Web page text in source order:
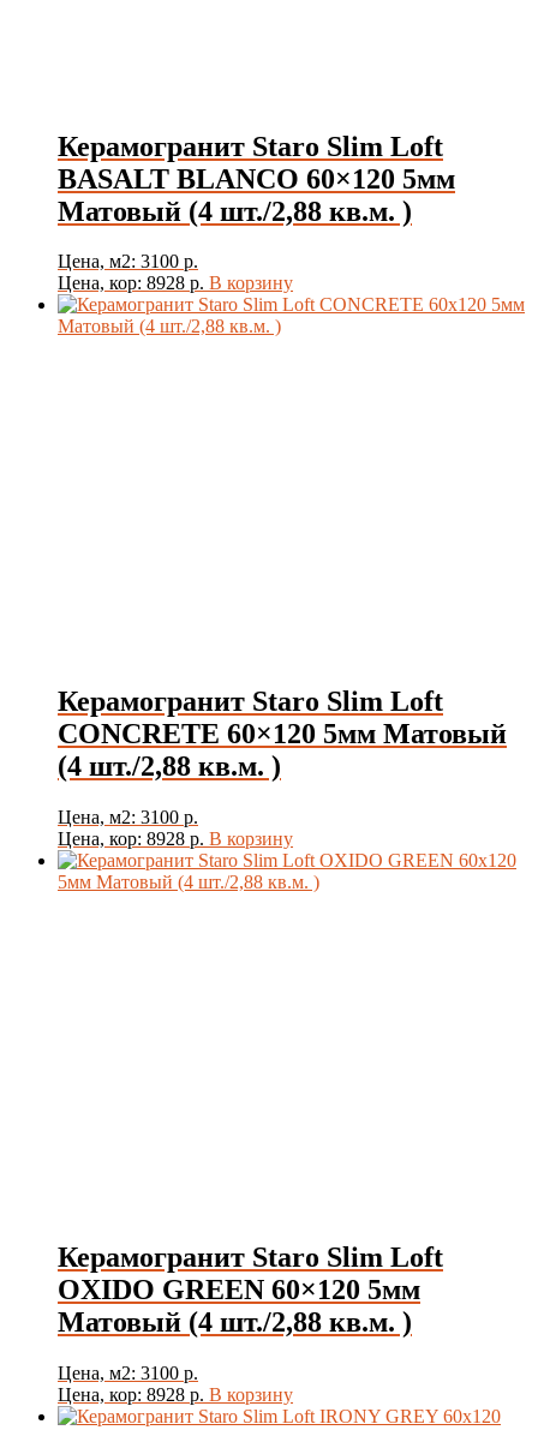
Показать
Керамогранит Staro Slim Loft
BASALT BLANCO 60×120 5мм
Матовый (4 шт./2,88 кв.м. )
Цена, м2: 3100 р.
Цена, кор: 8928 р. В корзину
Керамогранит Staro Slim Loft
CONCRETE 60×120 5мм Матовый
(4 шт./2,88 кв.м. )
Цена, м2: 3100 р.
Цена, кор: 8928 р. В корзину
Керамогранит Staro Slim Loft
OXIDO GREEN 60×120 5мм
Матовый (4 шт./2,88 кв.м. )
Цена, м2: 3100 р.
Цена, кор: 8928 р. В корзину